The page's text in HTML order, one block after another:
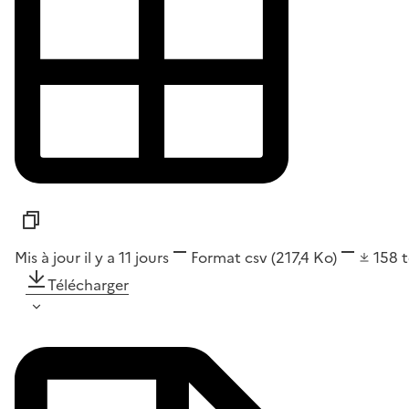
Mis à jour il y a 11 jours Format csv(217,4 Ko) 158
Télécharger